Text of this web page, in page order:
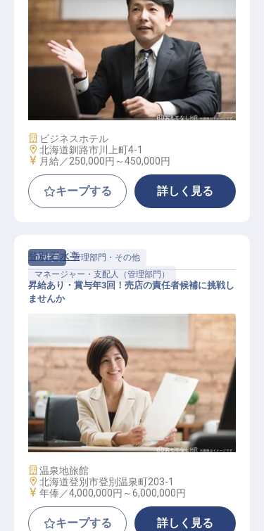
ホテル副支配人・マネージャー候補
施設業態
ビジネスホテル
勤務地
北海道釧路市川上町4-1
給与
月給／250,000円～450,000円
キープする 詳しく見る
正社員
管理部門・その他
マネージャー・支配人（管理部門）
マネージャー・支配人（管理部門）
/ 正社員
登別 石水亭
昇給あり・賞与年3回！売店の責任者候補に挑戦し
ませんか
施設業態
温泉地旅館
勤務地
北海道登別市登別温泉町203-1
給与
年俸／4,000,000円～6,000,000円
キープする 詳しく見る